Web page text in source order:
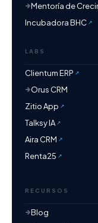
Mentoría de
Incubadora BHC
LABS
Clientum ERP
Orus CRM
Zitio App
Talksy IA
Aira CRM
Renta25
RECURSOS
Blog